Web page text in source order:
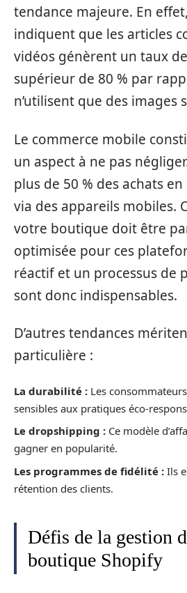
tendance majeure. En
indiquent que les articles
vidéos génèrent un taux
supérieur de 80 % par
n’utilisent que des images
Le commerce mobile
un aspect à ne pas
plus de 50 % des achats
via des appareils mobiles.
votre boutique doit être
optimisée pour ces
réactif et un processus de
sont donc indispensables.
D’autres tendances
particulière :
La durabilité : Les
sensibles aux pratiques éco-
Le dropshipping : Ce modèle
gagner en popularité.
Les programmes de fidélité : Ils
rétention des clients.
Défis de la gestion
boutique Shopify